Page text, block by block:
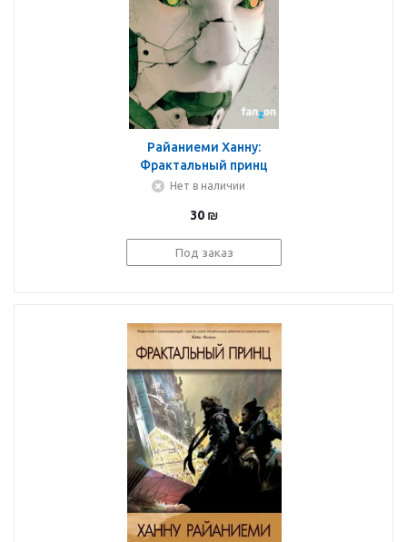
Райаниеми Ханну:
Фрактальный принц
Нет в наличии
30 ₪
Под заказ